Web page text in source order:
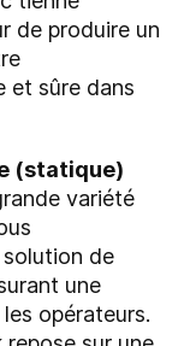
de produire un
et sûre dans
(statique)
variété
solution de
une
opérateurs.